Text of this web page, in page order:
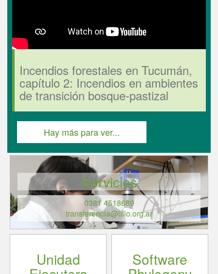
Incendios forestales en Tucumán,
capítulo 2: Incendios en ambientes
de transición bosque-pastizal
Hay más para ver...
Servicios
0381 4518689
transferencia@lillo.org.ar
Unidad Software